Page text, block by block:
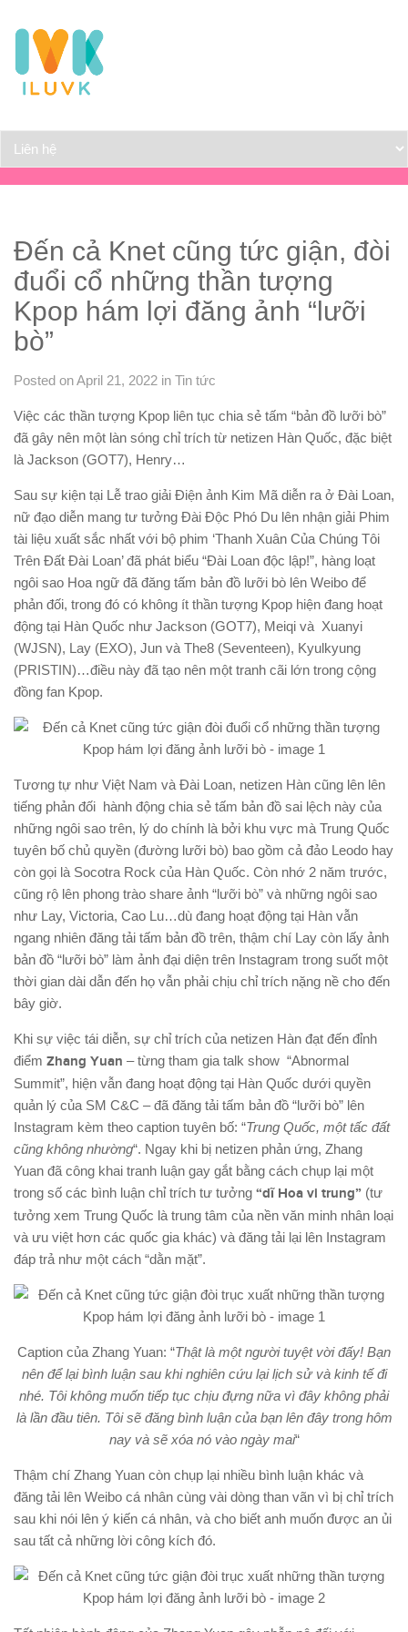
Đến cả Knet cũng tức giận, đòi
đuổi cổ những thần tượng
Kpop hám lợi đăng ảnh “lưỡi
bò”
Posted on April 21, 2022 in Tin tức
Việc các thần tượng Kpop liên tục chia sẻ tấm “bản đồ lưỡi bò”
đã gây nên một làn sóng chỉ trích từ netizen Hàn Quốc, đặc biệt
là Jackson (GOT7), Henry…
Sau sự kiện tại Lễ trao giải Điện ảnh Kim Mã diễn ra ở Đài Loan,
nữ đạo diễn mang tư tưởng Đài Độc Phó Du lên nhận giải Phim
tài liệu xuất sắc nhất với bộ phim ‘Thanh Xuân Của Chúng Tôi
Trên Đất Đài Loan’ đã phát biểu “Đài Loan độc lập!”, hàng loạt
ngôi sao Hoa ngữ đã đăng tấm bản đồ lưỡi bò lên Weibo để
phản đối, trong đó có không ít thần tượng Kpop hiện đang hoạt
động tại Hàn Quốc như Jackson (GOT7), Meiqi và Xuanyi
(WJSN), Lay (EXO), Jun và The8 (Seventeen), Kyulkyung
(PRISTIN)…điều này đã tạo nên một tranh cãi lớn trong cộng
đồng fan Kpop.
Tương tự như Việt Nam và Đài Loan, netizen Hàn cũng lên lên
tiếng phản đối hành động chia sẻ tấm bản đồ sai lệch này của
những ngôi sao trên, lý do chính là bởi khu vực mà Trung Quốc
tuyên bố chủ quyền (đường lưỡi bò) bao gồm cả đảo Leodo hay
còn gọi là Socotra Rock của Hàn Quốc. Còn nhớ 2 năm trước,
cũng rộ lên phong trào share ảnh “lưỡi bò” và những ngôi sao
như Lay, Victoria, Cao Lu…dù đang hoạt động tại Hàn vẫn
ngang nhiên đăng tải tấm bản đồ trên, thậm chí Lay còn lấy ảnh
bản đồ “lưỡi bò” làm ảnh đại diện trên Instagram trong suốt một
thời gian dài dẫn đến họ vẫn phải chịu chỉ trích nặng nề cho đến
bây giờ.
Khi sự việc tái diễn, sự chỉ trích của netizen Hàn đạt đến đỉnh
điểm Zhang Yuan – từng tham gia talk show “Abnormal
Summit”, hiện vẫn đang hoạt động tại Hàn Quốc dưới quyền
quản lý của SM C&C – đã đăng tải tấm bản đồ “lưỡi bò” lên
Instagram kèm theo caption tuyên bố: “Trung Quốc, một tấc đất
cũng không nhường“. Ngay khi bị netizen phản ứng, Zhang
Yuan đã công khai tranh luận gay gắt bằng cách chụp lại một
trong số các bình luận chỉ trích tư tưởng “dĩ Hoa vi trung” (tư
tưởng xem Trung Quốc là trung tâm của nền văn minh nhân loại
và ưu việt hơn các quốc gia khác) và đăng tải lại lên Instagram
đáp trả như một cách “dằn mặt”.
Caption của Zhang Yuan: “Thật là một người tuyệt vời đấy! Bạn
nên để lại bình luận sau khi nghiên cứu lại lịch sử và kinh tế đi
nhé. Tôi không muốn tiếp tục chịu đựng nữa vì đây không phải
là lần đầu tiên. Tôi sẽ đăng bình luận của bạn lên đây trong hôm
nay và sẽ xóa nó vào ngày mai“
Thậm chí Zhang Yuan còn chụp lại nhiều bình luận khác và
đăng tải lên Weibo cá nhân cùng vài dòng than vãn vì bị chỉ trích
sau khi nói lên ý kiến cá nhân, và cho biết anh muốn được an ủi
sau tất cả những lời công kích đó.